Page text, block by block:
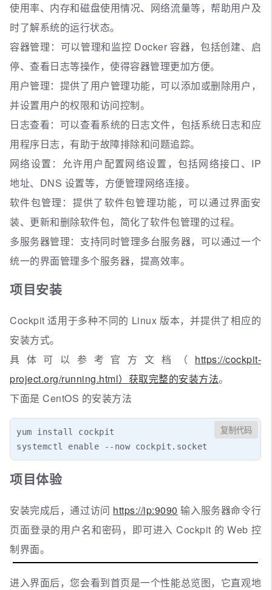
使用率、内存和磁盘使用情况、网络流量等，帮助用户及
时了解系统的运行状态。
容器管理：可以管理和监控 Docker 容器，包括创建、启
停、查看日志等操作，使得容器管理更加方便。
用户管理：提供了用户管理功能，可以添加或删除用户，
并设置用户的权限和访问控制。
日志查看：可以查看系统的日志文件，包括系统日志和应
用程序日志，有助于故障排除和问题追踪。
网络设置：允许用户配置网络设置，包括网络接口、IP
地址、DNS 设置等，方便管理网络连接。
软件包管理：提供了软件包管理功能，可以通过界面安
装、更新和删除软件包，简化了软件包管理的过程。
多服务器管理：支持同时管理多台服务器，可以通过一个
统一的界面管理多个服务器，提高效率。
项目安装
Cockpit 适用于多种不同的 Linux 版本，并提供了相应的
安装方式。
具体可以参考官方文档（ https://cockpit-
project.org/running.html）获取完整的安装方法。
下面是 CentOS 的安装方法
yum install cockpit
systemctl enable --now cockpit.socket
复制代码
项目体验
安装完成后，通过访问 https://ip:9090 输入服务器命令行
页面登录的用户名和密码，即可进入 Cockpit 的 Web 控
制界面。
进入界面后，您会看到首页是一个性能总览图，它直观地